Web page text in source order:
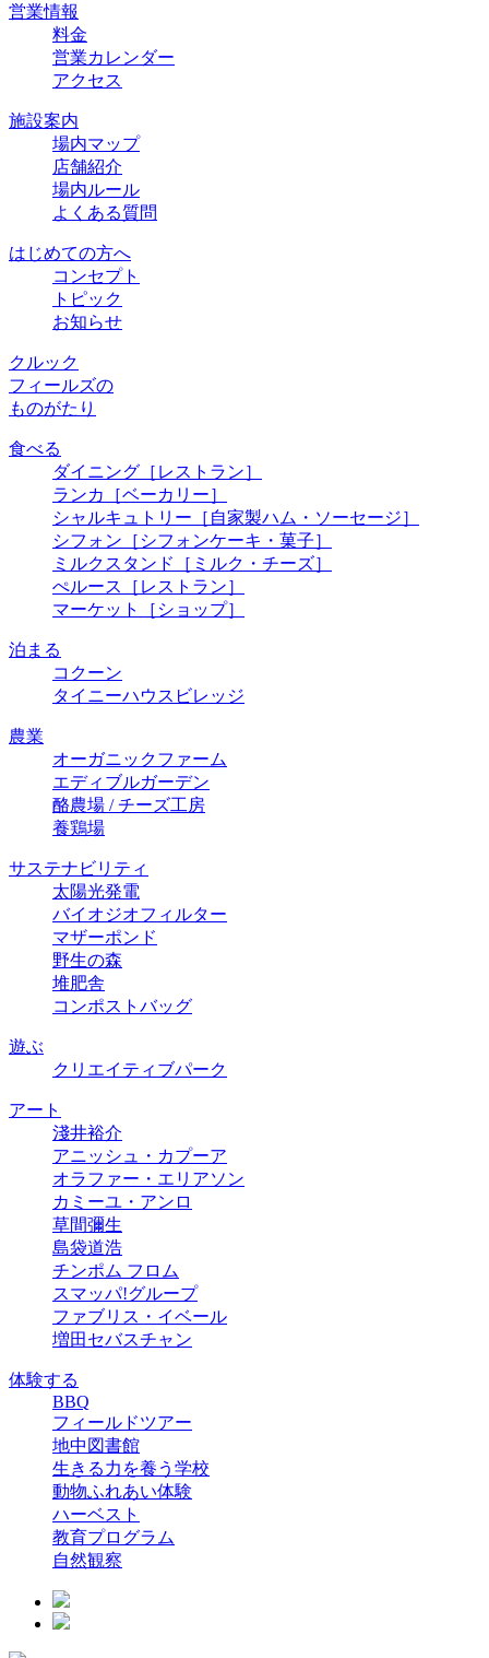
営業情報
料金
営業カレンダー
アクセス
施設案内
場内マップ
店舗紹介
場内ルール
よくある質問
はじめての方へ
コンセプト
トピック
お知らせ
クルック
フィールズの
ものがたり
食べる
ダイニング ［レストラン］
ランカ
［ベーカリー］
シャルキュトリー ［自家製ハム・ソーセージ］
シフォン ［シフォンケーキ・菓子］
ミルクスタンド
［ミルク・チーズ］
ぺルース
［レストラン］
マーケット
［ショップ］
泊まる
コクーン
タイニーハウスビレッジ
農業
オーガニックファーム
エディブルガーデン
酪農場 / チーズ⼯房
養鶏場
サステナビリティ
太陽光発電
バイオジオフィルター
マザーポンド
野生の森
堆肥舎
コンポストバッグ
遊ぶ
クリエイティブパーク
アート
淺井裕介
アニッシュ・カプーア
オラファー・エリアソン
カミーユ・アンロ
草間彌生
島袋道浩
チンポム フロム
スマッパ!グループ
ファブリス・イベール
増田セバスチャン
体験する
BBQ
フィールドツアー
地中図書館
生きる力を養う学校
動物ふれあい体験
ハーベスト
教育プログラム
自然観察